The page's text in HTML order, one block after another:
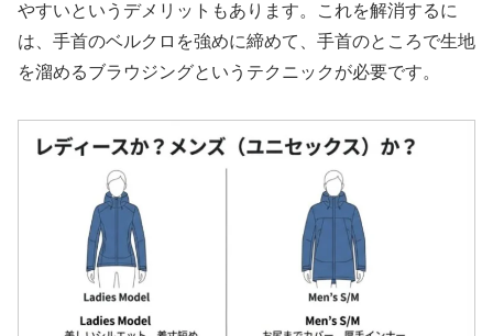
やすいというデメリットもあります。これを解消するに
は、手首のベルクロを強めに締めて、手首のところで生地
を溜めるブラウジングというテクニックが必要です。